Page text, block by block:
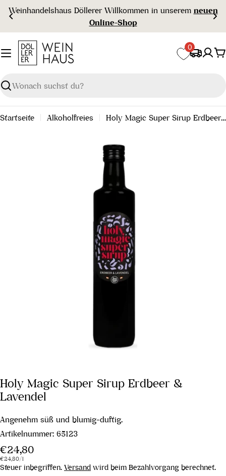
Zum
Inhalt
springen
neuen
Gratisversand ab € 99 🇦🇹
Suchen
0
Startseite Alkoholfreies Holy Magic Super Sirup Erdbeer & Lavendel
Holy Magic Super Sirup Erdbeer &
Lavendel
Angenehm süß und blumig-duftig.
Artikelnummer: 65123
Regulärer
Preis
€24,80
Stückpreis
€24,80/pro
l
Steuer inbegriffen. Versand wird beim Bezahlvorgang berechnet.